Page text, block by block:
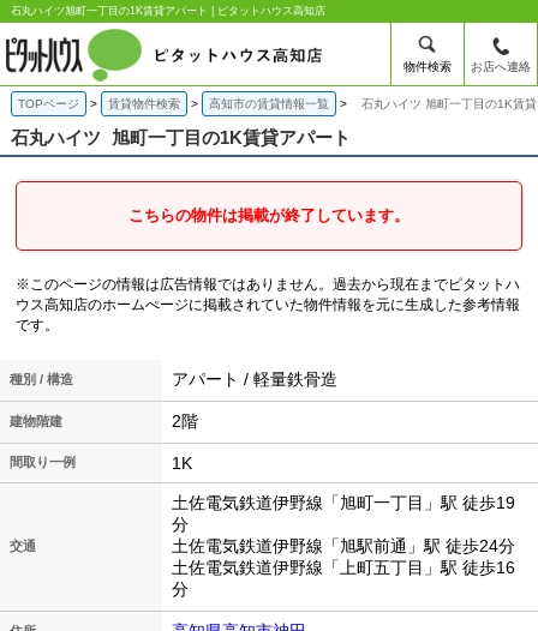
石丸ハイツ旭町一丁目の1K賃貸アパート | ピタットハウス高知店
物件検索 お店へ連絡
TOPページ 賃貸物件検索 高知市の賃貸情報一覧 石丸ハイツ 旭町一丁目の1K賃
石丸ハイツ 旭町一丁目の1K賃貸アパート
こちらの物件は掲載が終了しています。
※このページの情報は広告情報ではありません。過去から現在までピタットハ
ウス高知店のホームぺージに掲載されていた物件情報を元に生成した参考情報
です。
種別 / 構造 アパート / 軽量鉄骨造
建物階建 2階
間取り一例 1K
交通
土佐電気鉄道伊野線「旭町一丁目」駅 徒歩19
分
土佐電気鉄道伊野線「旭駅前通」駅 徒歩24分
土佐電気鉄道伊野線「上町五丁目」駅 徒歩16
分